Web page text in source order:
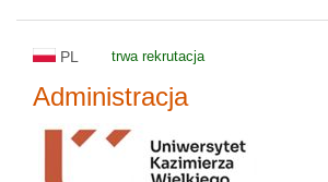
PL trwa rekrutacja
Administracja